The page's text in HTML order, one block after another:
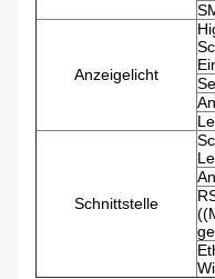
Anzeigelicht
Schnittstelle